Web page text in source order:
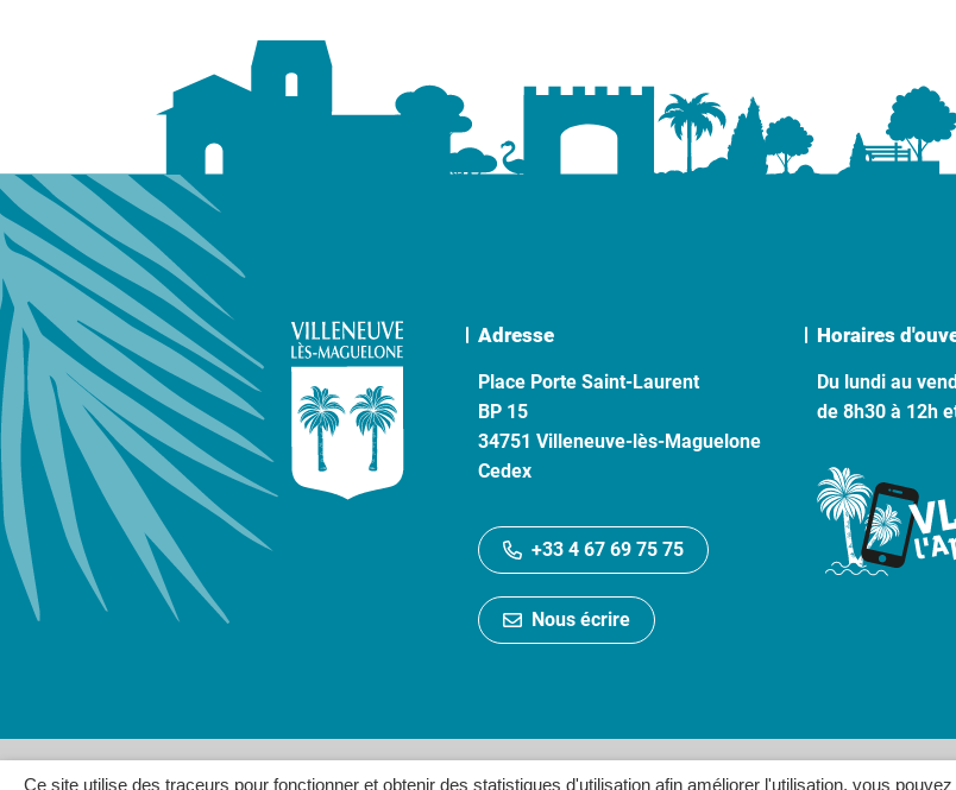
Ce site utilise des traceurs pour fonctionner et obtenir des statistiques d'utilisation afin améliorer l'utilisation, vous
Adresse
Place Porte Saint-Laurent
BP 15
34751 Villeneuve-lès-Maguelone
Cedex
+33 4 67 69 75 75
Nous écrire
Horaires
Du lundi au
de 8h30 à 12h